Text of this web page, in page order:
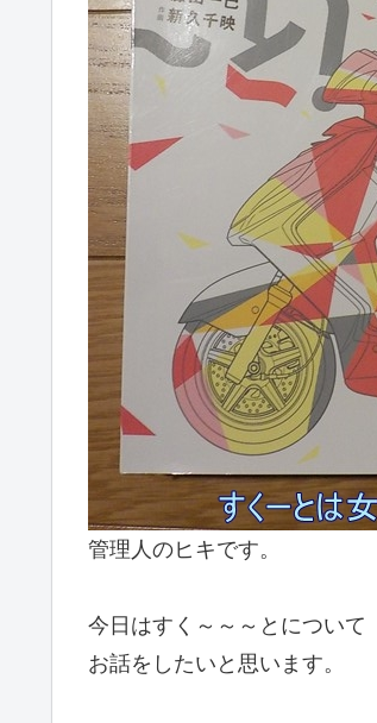
管理人のヒキです。
今日はすく～～～とについて
お話をしたいと思います。